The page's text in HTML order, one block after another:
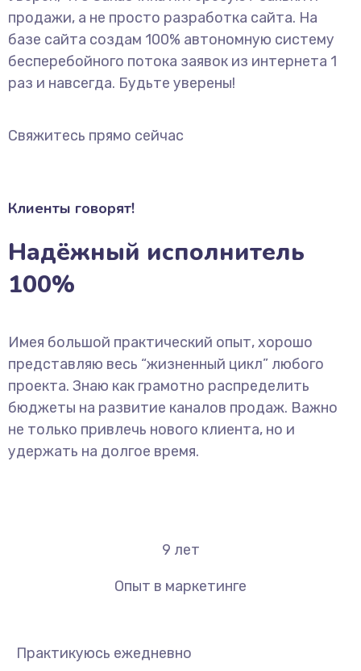
продажи, а не просто разработка сайта. На
базе сайта создам 100% автономную систему
бесперебойного потока заявок из интернета 1
раз и навсегда. Будьте уверены!
Свяжитесь прямо сейчас
Клиенты говорят!
Надёжный исполнитель
100%
Имея большой практический опыт, хорошо
представляю весь “жизненный цикл” любого
проекта. Знаю как грамотно распределить
бюджеты на развитие каналов продаж. Важно
не только привлечь нового клиента, но и
удержать на долгое время.
9 лет
Опыт в маркетинге
Практикуюсь ежедневно